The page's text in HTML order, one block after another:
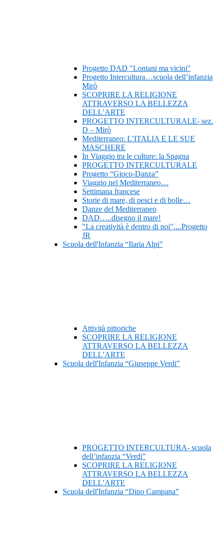
Progetto DAD "Lontani ma vicini"
Progetto Intercultura…scuola dell’infanzia
Mirò
SCOPRIRE LA RELIGIONE
ATTRAVERSO LA BELLEZZA
DELL’ARTE
PROGETTO INTERCULTURALE- sez.
D – Mirò
Mediterraneo: L’ITALIA E LE SUE
MASCHERE
In Viaggio tra le culture: la Spagna
PROGETTO INTERCULTURALE
Progetto “Gioco-Danza”
Viaggio nel Mediterraneo…
Settimana francese
Storie di mare, di pesci e di bolle…
Danze del Mediterraneo
DAD…..disegno il mare!
"La creatività è dentro di noi"....Progetto
JR
Scuola dell'Infanzia “Ilaria Alpi”
Attività pittoriche
SCOPRIRE LA RELIGIONE
ATTRAVERSO LA BELLEZZA
DELL’ARTE
Scuola dell'Infanzia “Giuseppe Verdi”
PROGETTO INTERCULTURA- scuola
dell’infanzia “Verdi”
SCOPRIRE LA RELIGIONE
ATTRAVERSO LA BELLEZZA
DELL’ARTE
Scuola dell'Infanzia “Dino Campana”